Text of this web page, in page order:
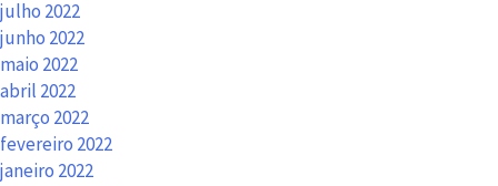
julho 2022
junho 2022
maio 2022
abril 2022
março 2022
fevereiro 2022
janeiro 2022